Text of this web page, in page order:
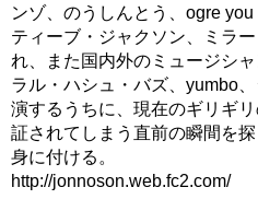
ンゾ、のうしんとう、ogre
ティーブ・ジャクソン、ミラ
れ、また国内外のミュージシ
ラル・ハシュ・バズ、yumbo
演するうちに、現在のギリギ
証されてしまう直前の瞬間を
身に付ける。
http://jonnoson.web.fc2.com/